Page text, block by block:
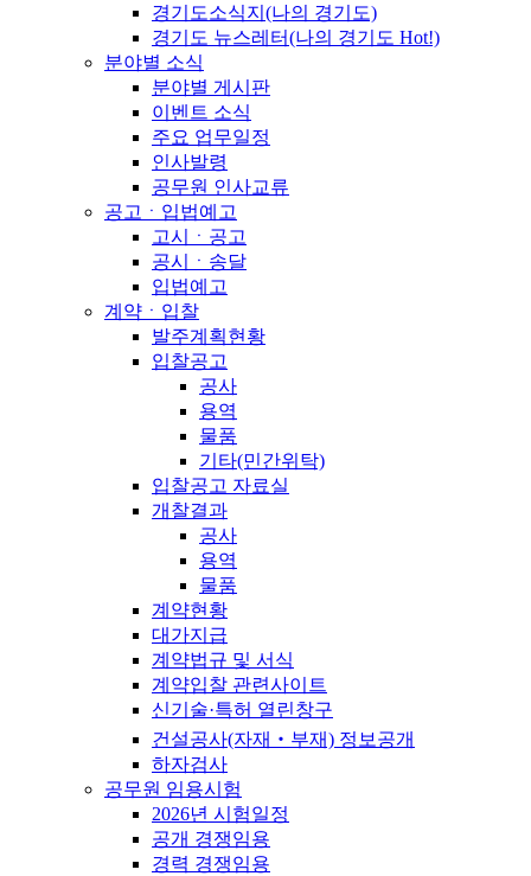
경기도소식지(나의 경기도)
경기도 뉴스레터(나의 경기도 Hot!)
분야별 소식
분야별 게시판
이벤트 소식
주요 업무일정
인사발령
공무원 인사교류
공고ㆍ입법예고
고시ㆍ공고
공시ㆍ송달
입법예고
계약ㆍ입찰
발주계획현황
입찰공고
공사
용역
물품
기타(민간위탁)
입찰공고 자료실
개찰결과
공사
용역
물품
계약현황
대가지급
계약법규 및 서식
계약입찰 관련사이트
신기술·특허 열린창구
건설공사(자재‧부재) 정보공개
하자검사
공무원 임용시험
2026년 시험일정
공개 경쟁임용
경력 경쟁임용